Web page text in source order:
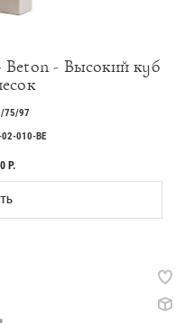
- Высокий куб
75/97
010-BE
Р.